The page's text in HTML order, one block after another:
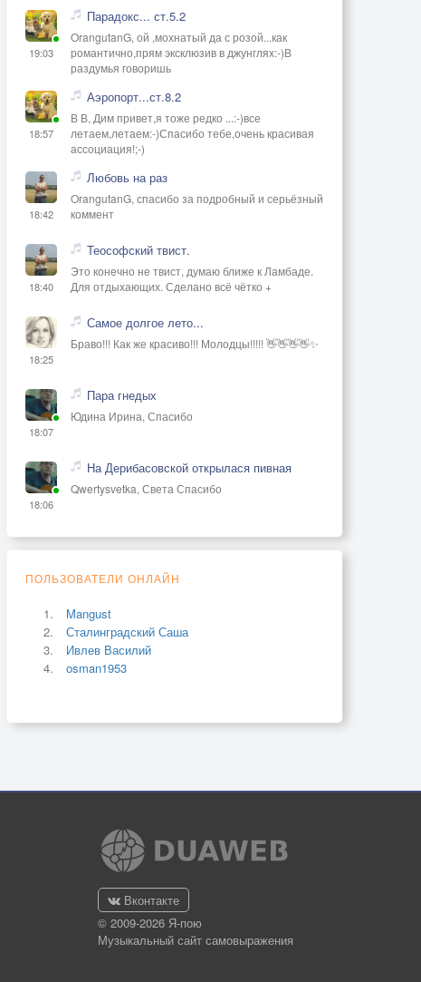
19:03
Парадокс... ст.5.2
OrangutanG, ой ,мохнатый да с розой...как
романтично,прям эксклюзив в джунглях:-)В
раздумья говоришь
18:57
Аэропорт...ст.8.2
В В, Дим привет,я тоже редко ...:-)все
летаем,летаем:-)Спасибо тебе,очень красивая
ассоциация!;-)
18:42
Любовь на раз
OrangutanG, спасибо за подробный и серьёзный
коммент
18:40
Теософский твист.
Это конечно не твист, думаю ближе к Ламбаде.
Для отдыхающих. Сделано всё чётко +
18:25
Самое долгое лето...
Браво!!! Как же красиво!!! Молодцы!!!!! 👋👋👋👋✨
18:07
Пара гнедых
Юдина Ирина, Спасибо
18:06
На Дерибасовской открылася пивная
Qwertysvetka, Света Спасибо
ПОЛЬЗОВАТЕЛИ ОНЛАЙН
Mangust
Сталинградский Саша
Ивлев Василий
osman1953
Вконтакте
© 2009-2026 Я-пою
Музыкальный сайт самовыражения